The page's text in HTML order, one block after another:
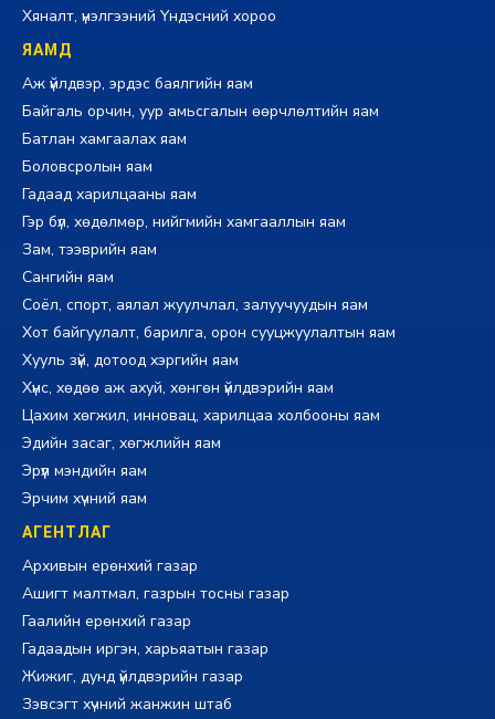
Хяналт, үнэлгээний Үндэсний хороо
ЯАМД
Аж үйлдвэр, эрдэс баялгийн яам
Байгаль орчин, уур амьсгалын өөрчлөлтийн яам
Батлан хамгаалах яам
Боловсролын яам
Гадаад харилцааны яам
Гэр бүл, хөдөлмөр, нийгмийн хамгааллын яам
Зам, тээврийн яам
Сангийн яам
Соёл, спорт, аялал жуулчлал, залуучуудын яам
Хот байгуулалт, барилга, орон сууцжуулалтын яам
Хууль зүй, дотоод хэргийн яам
Хүнс, хөдөө аж ахуй, хөнгөн үйлдвэрийн яам
Цахим хөгжил, инновац, харилцаа холбооны яам
Эдийн засаг, хөгжлийн яам
Эрүүл мэндийн яам
Эрчим хүчний яам
АГЕНТЛАГ
Архивын ерөнхий газар
Ашигт малтмал, газрын тосны газар
Гаалийн ерөнхий газар
Гадаадын иргэн, харьяатын газар
Жижиг, дунд үйлдвэрийн газар
Зэвсэгт хүчний жанжин штаб